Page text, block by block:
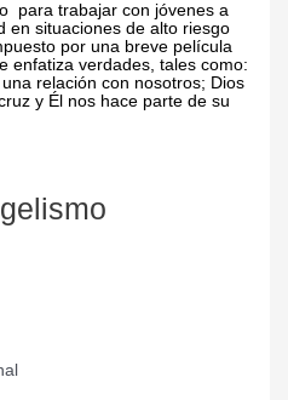
para trabajar con jóvenes a
en situaciones de alto riesgo
por una breve película
enfatiza verdades, tales como:
relación con nosotros; Dios
y Él nos hace parte de su